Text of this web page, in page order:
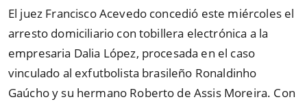
El juez Francisco Acevedo concedió este miércoles el
arresto domiciliario con tobillera electrónica a la
empresaria Dalia López, procesada en el caso
vinculado al exfutbolista brasileño Ronaldinho
Gaúcho y su hermano Roberto de Assis Moreira. Con